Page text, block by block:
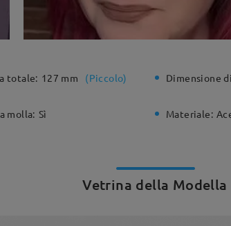
totale: 127 mm (Piccolo) Dimensione
molla: Sì Materiale:
Vetrina della Modella